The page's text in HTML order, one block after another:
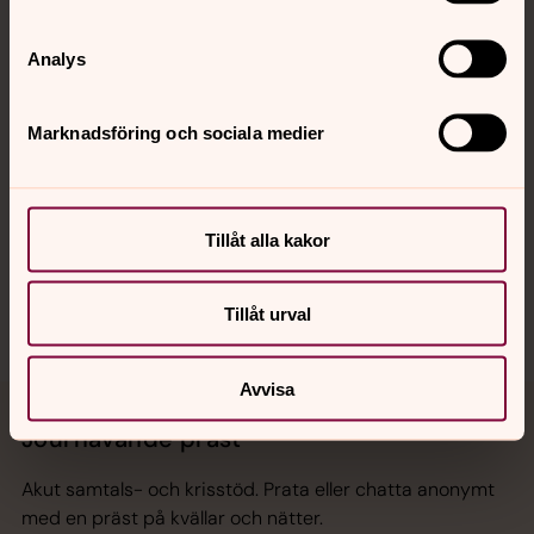
Analys
Marknadsföring och sociala medier
Tillåt alla kakor
Tillåt urval
Avvisa
Kalender
Jourhavande präst
Akut samtals- och krisstöd. Prata eller chatta anonymt
med en präst på kvällar och nätter.